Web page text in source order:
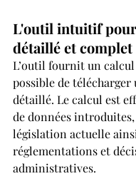
L'outil intuitif
détaillé et complet
L’outil fournit un
possible de
détaillé. Le calcul est
de données introduites,
législation actuelle
réglementations et
administratives.